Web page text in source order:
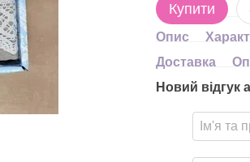
Купити
Опис
Доставка
Новий відгук